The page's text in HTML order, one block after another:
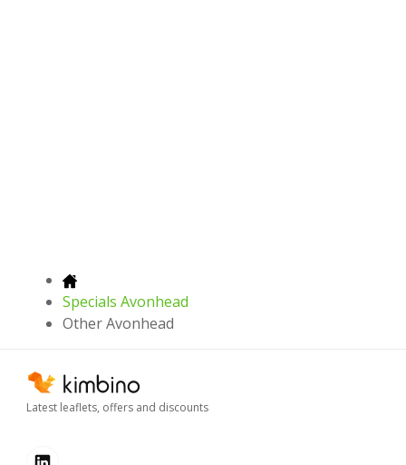
Specials Avonhead
Other Avonhead
Latest leaflets, offers and discounts